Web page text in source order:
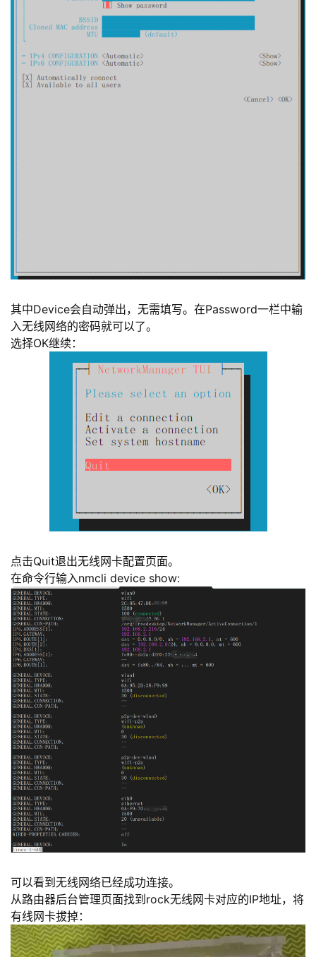
其中Device会自动弹出，无需填写。在Password一栏中输
入无线网络的密码就可以了。
选择OK继续：
点击Quit退出无线网卡配置页面。
在命令行输入nmcli device show:
可以看到无线网络已经成功连接。
从路由器后台管理页面找到rock无线网卡对应的IP地址，将
有线网卡拔掉：